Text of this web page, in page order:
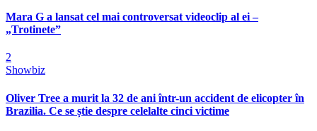
Mara G a lansat cel mai controversat videoclip al ei –
„Trotinete”
2
Showbiz
Oliver Tree a murit la 32 de ani într-un accident de elicopter în
Brazilia. Ce se știe despre celelalte cinci victime